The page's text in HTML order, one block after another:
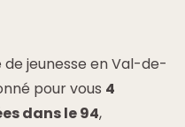
jeunesse en Val-de-
pour vous 4
dans le 94,